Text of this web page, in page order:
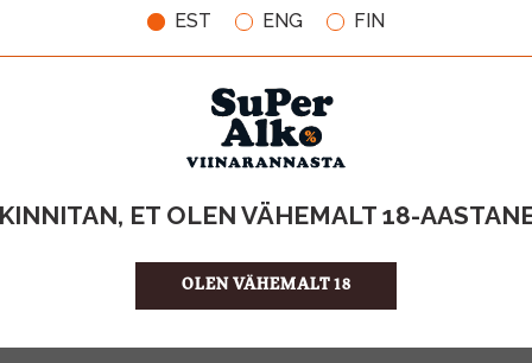
EST ENG FIN
ET OLEN VÄHEMALT 18-
OLEN VÄHEMALT 18
PANT
KOGUS KASTIS